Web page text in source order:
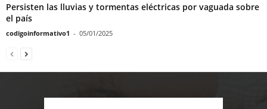
Persisten las lluvias y tormentas eléctricas por vaguada sobre
el país
codigoinformativo1 - 05/01/2025